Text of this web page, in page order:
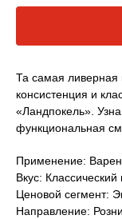
Та самая ливерная
консистенция и
«Ландпокель».
функциональная
Применение:
Вкус:
Ценовой сегмент:
Направление:
Каталоги
Готовые решения
Ингредиенты